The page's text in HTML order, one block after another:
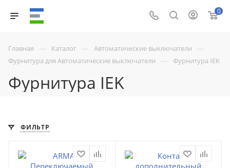
0
Главная — Каталог — Автоматические выключатели —
Фурнитура для Автоматические выключатели — Фурнитура IEK
Фурнитура IEK
ФИЛЬТР